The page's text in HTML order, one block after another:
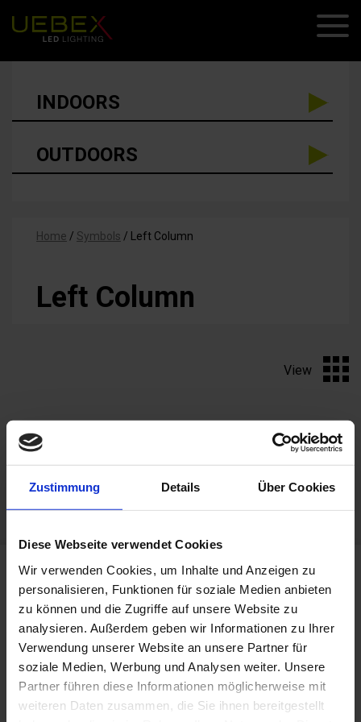
Zustimmung Details Über Cookies
Diese Webseite verwendet Cookies
Wir verwenden Cookies, um Inhalte und Anzeigen zu
personalisieren, Funktionen für soziale Medien anbieten
zu können und die Zugriffe auf unsere Website zu
analysieren. Außerdem geben wir Informationen zu Ihrer
Verwendung unserer Website an unsere Partner für
soziale Medien, Werbung und Analysen weiter. Unsere
Partner führen diese Informationen möglicherweise mit
weiteren Daten zusammen, die Sie ihnen bereitgestellt
INDOORS
OUTDOORS
Home / Symbols / Left Column
Left Column
View
PRODUCTS
Request
Write to us!
Offer, appointment request or other information. We are
looking forward to your inquiries